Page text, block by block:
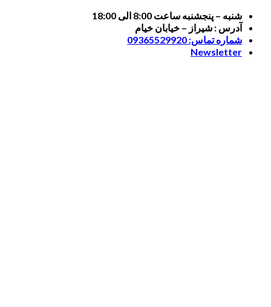
Skip
content
شنبه – پنجشنبه ساعت 8:00 الی 18:00
آدرس : شیراز – خیابان خیام
شماره تماس: 09365529920
Newsletter